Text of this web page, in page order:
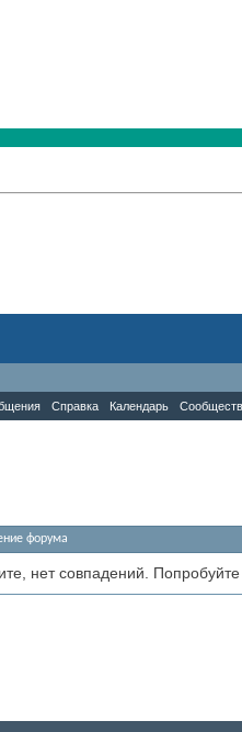
Справка Календарь
форума
нет совпадений.